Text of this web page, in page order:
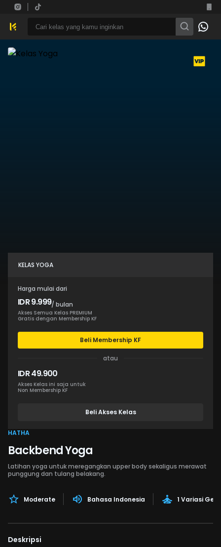
KELAS YOGA
Harga mulai dari
IDR 9.999/ bulan
Akses Semua Kelas PREMIUM
Gratis dengan Membership KF
Beli Membership KF
atau
IDR 49.900
Akses Kelas ini saja untuk
Non Membership KF
Beli Akses Kelas
HATHA
Backbend Yoga
Latihan yoga untuk meregangkan upper body sekaligus merawat
punggung dan tulang belakang.
Moderate Bahasa Indonesia 1 Variasi
Deskripsi